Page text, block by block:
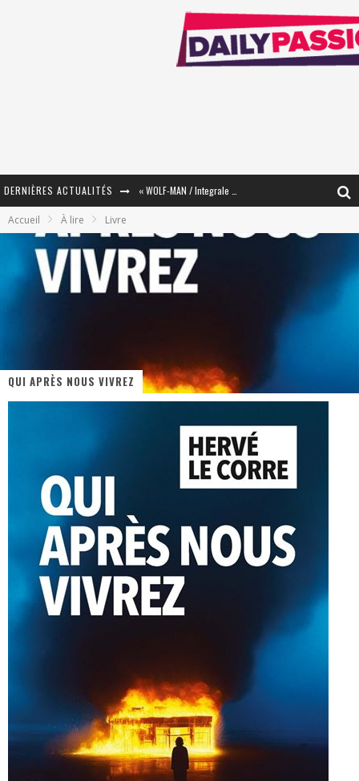
DERNIÈRES ACTUALITÉS
« MOFUSAND / Parler Japonais » – Des Expressions Pratiques !
Assassin's Creed Black Flag Resynced
« Le Vent dand les Saules » - Une Belle Histoire !
Accueil À lire Livre
QUI APRÈS NOUS VIVREZ